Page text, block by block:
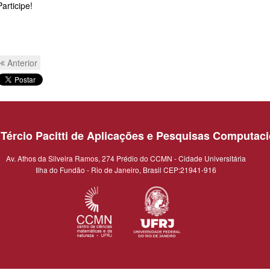
Anterior
Pacitti de Aplicações e Pesquisas
Av. Athos da Silveira Ramos, 274 Prédio do CCMN - Cidade Universitária
Ilha do Fundão - Rio de Janeiro, Brasil CEP:21941-916